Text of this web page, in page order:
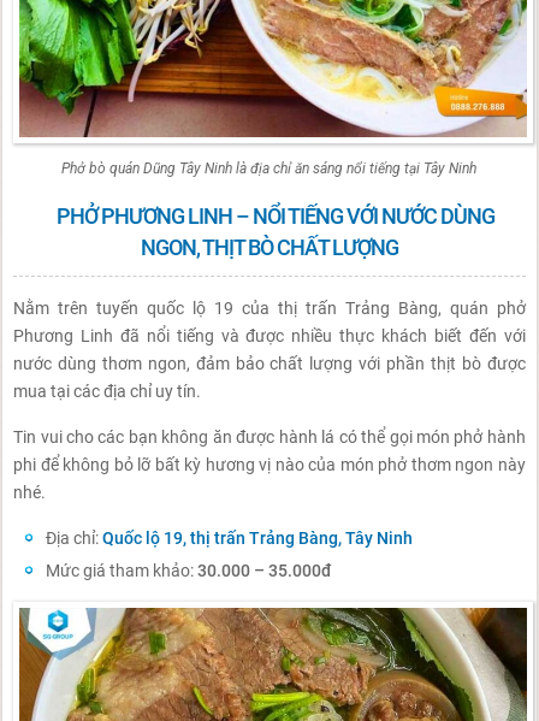
Phở bò quán Dũng Tây Ninh là địa chỉ ăn sáng nổi tiếng tại Tây Ninh
PHỞ PHƯƠNG LINH – NỔI TIẾNG VỚI NƯỚC DÙNG
NGON, THỊT BÒ CHẤT LƯỢNG
Nằm trên tuyến quốc lộ 19 của thị trấn Trảng Bàng, quán phở
Phương Linh đã nổi tiếng và được nhiều thực khách biết đến với
nước dùng thơm ngon, đảm bảo chất lượng với phần thịt bò được
mua tại các địa chỉ uy tín.
Tin vui cho các bạn không ăn được hành lá có thể gọi món phở hành
phi để không bỏ lỡ bất kỳ hương vị nào của món phở thơm ngon này
nhé.
Địa chỉ:Quốc lộ 19, thị trấn Trảng Bàng, Tây Ninh
Mức giá tham khảo:30.000 – 35.000đ